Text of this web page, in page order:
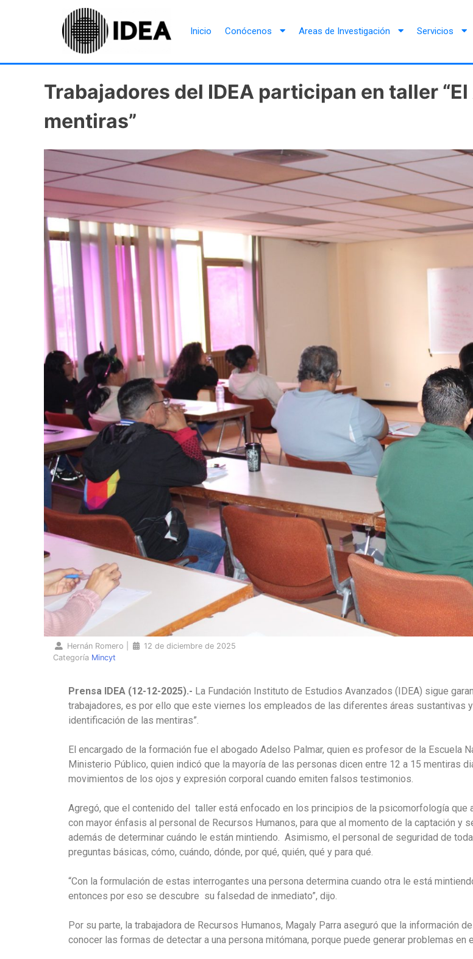
Inicio Conócenos Areas de Investigación Servicios
Trabajadores del IDEA participan en taller
mentiras”
Hernán Romero
12 de diciembre de 2025
Categoría Mincyt
Prensa IDEA (12-12-2025).- La Fundación Instituto de Estudios Avanzados (IDEA) sigue
trabajadores, es por ello que este viernes los empleados de las diferentes áreas sustantivas
identificación de las mentiras”.
El encargado de la formación fue el abogado Adelso Palmar, quien es profesor de la Escuela
Ministerio Público, quien indicó que la mayoría de las personas dicen entre 12 a 15 mentiras
movimientos de los ojos y expresión corporal cuando emiten falsos testimonios.
Agregó, que el contenido del taller está enfocado en los principios de la psicomorfología que
con mayor énfasis al personal de Recursos Humanos, para que al momento de la captación y
además de determinar cuándo le están mintiendo. Asimismo, el personal de seguridad de
preguntas básicas, cómo, cuándo, dónde, por qué, quién, qué y para qué.
“Con la formulación de estas interrogantes una persona determina cuando otra le está
entonces por eso se descubre su falsedad de inmediato”, dijo.
Por su parte, la trabajadora de Recursos Humanos, Magaly Parra aseguró que la información
conocer las formas de detectar a una persona mitómana, porque puede generar problemas en